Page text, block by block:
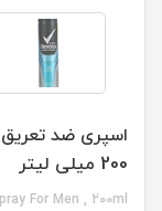
200 میلی لیتر
For Men , 200ml